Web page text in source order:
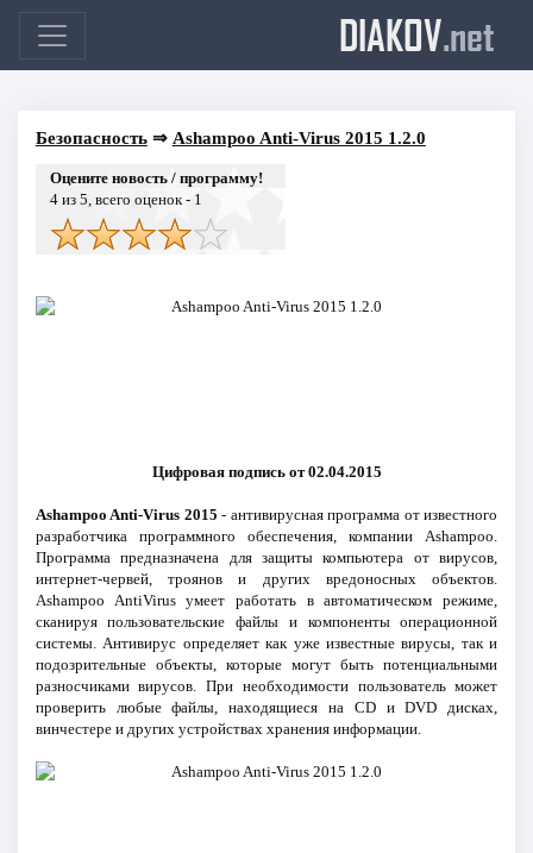
DIAKOV.net
Безопасность⇒ Ashampoo Anti-Virus 2015 1.2.0
Оцените новость / программу!
4из 5, всего оценок - 1
Цифровая подпись от 02.04.2015
Ashampoo Anti-Virus 2015 - антивирусная программа от известного
разработчика программного обеспечения, компании Ashampoo.
Программа предназначена для защиты компьютера от вирусов,
интернет-червей, троянов и других вредоносных объектов.
Ashampoo AntiVirus умеет работать в автоматическом режиме,
сканируя пользовательские файлы и компоненты операционной
системы. Антивирус определяет как уже известные вирусы, так и
подозрительные объекты, которые могут быть потенциальными
разносчиками вирусов. При необходимости пользователь может
проверить любые файлы, находящиеся на CD и DVD дисках,
винчестере и других устройствах хранения информации.